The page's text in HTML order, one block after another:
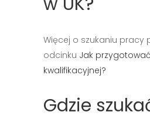
Więcej o szukaniu pracy
odcinku Jak
kwalifikacyjnej?
Gdzie